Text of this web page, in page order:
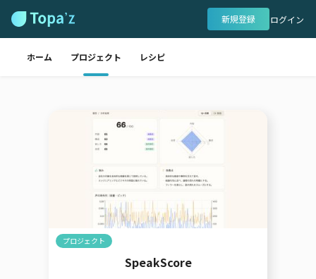
新規登録 ログイン
ホーム プロジェクト レシピ
プロジェクト
SpeakScore